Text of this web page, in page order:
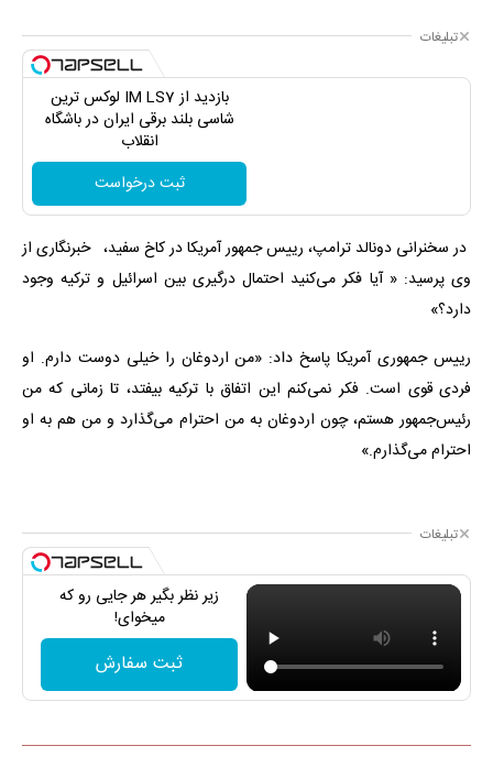
تبلیغات
بازدید از IM LS7 لوکس ترین
شاسی بلند برقی ایران در باشگاه
انقلاب
ثبت درخواست
در سخنرانی دونالد ترامپ، رییس جمهور آمریکا در کاخ سفید، خبرنگاری از
وی پرسید: « آیا فکر می‌کنید احتمال درگیری بین اسرائیل و ترکیه وجود
دارد؟»
رییس جمهوری آمریکا پاسخ داد: «من اردوغان را خیلی دوست دارم. او
فردی قوی است. فکر نمی‌کنم این اتفاق با ترکیه بیفتد، تا زمانی که من
رئیس‌جمهور هستم، چون اردوغان به من احترام می‌گذارد و من هم به او
احترام می‌گذارم.»
تبلیغات
زیر نظر بگیر هر جایی رو که
میخوای!
ثبت سفارش